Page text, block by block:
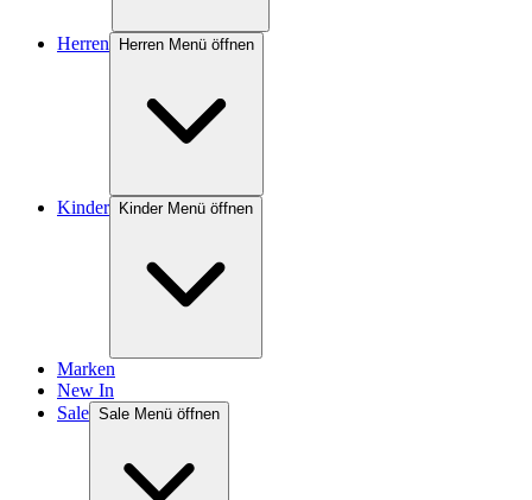
Herren Herren Menü öffnen
Kinder Kinder Menü öffnen
Marken
New In
Sale Sale Menü öffnen